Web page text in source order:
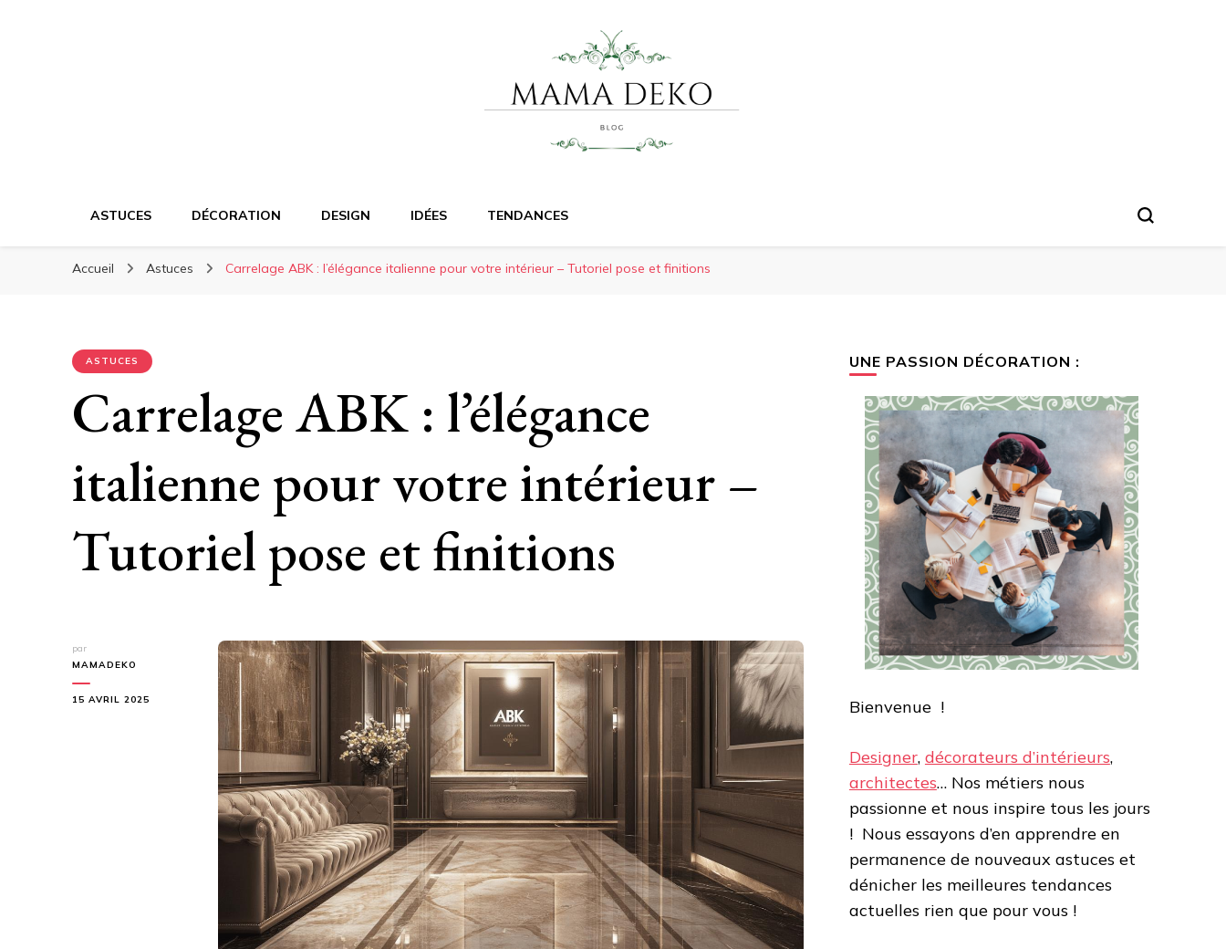
Mamadeko
ASTUCES DÉCORATION DESIGN IDÉES TENDANCES
Accueil Astuces Carrelage ABK : l’élégance italienne pour votre intérieur – Tutoriel pose et finitions
ASTUCES
Carrelage ABK : l’élégance
italienne pour votre intérieur –
Tutoriel pose et finitions
par
MAMADEKO
15 AVRIL 2025
UNE PASSION DÉCORATION :
Bienvenue !
Designer, décorateurs d’intérieurs,
architectes… Nos métiers nous
passionne et nous inspire tous les jours
! Nous essayons d’en apprendre en
permanence de nouveaux astuces et
dénicher les meilleures tendances
actuelles rien que pour vous !